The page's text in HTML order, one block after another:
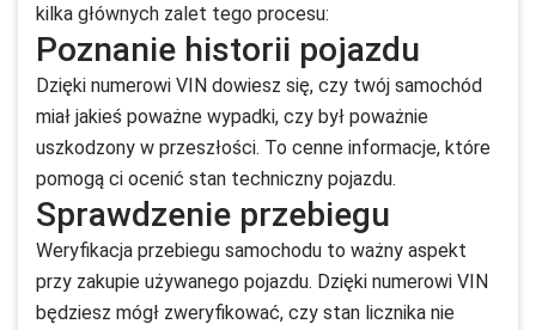
kilka głównych zalet tego procesu:
Poznanie historii pojazdu
Dzięki numerowi VIN dowiesz się, czy twój samochód
miał jakieś poważne wypadki, czy był poważnie
uszkodzony w przeszłości. To cenne informacje, które
pomogą ci ocenić stan techniczny pojazdu.
Sprawdzenie przebiegu
Weryfikacja przebiegu samochodu to ważny aspekt
przy zakupie używanego pojazdu. Dzięki numerowi VIN
będziesz mógł zweryfikować, czy stan licznika nie